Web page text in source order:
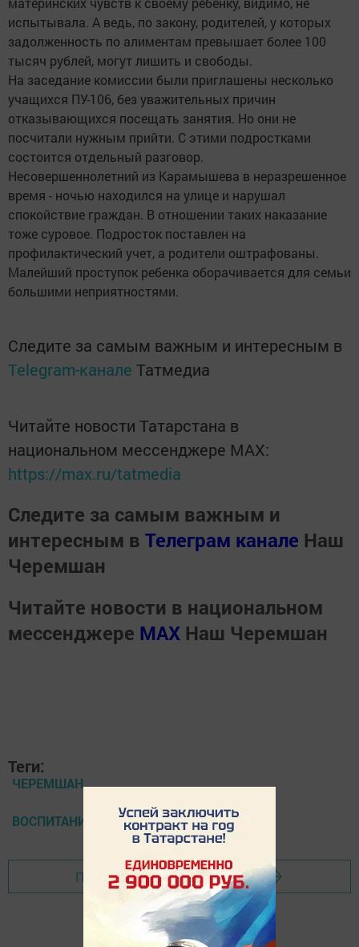
испытывала. А ведь, по закону, родителей, у которых
задолженность по алиментам превышает более 100
тысяч рублей, могут лишить и свободы.
На заседание комиссии были приглашены несколько
учащихся ПУ-106, без уважительных причин
отказывающихся посещать занятия. Но они не
посчитали нужным прийти. С этими подростками
состоится отдельный разговор.
Несовершеннолетний из Карамышева в неразрешенное
время - ночью находился на улице и нарушал
спокойствие граждан. В отношении таких наказание
тоже суровое. Подросток поставлен на
профилактический учет, а родители оштрафованы.
Малейший проступок ребенка оборачивается для семьи
большими неприятностями.
Следите за самым важным и интересным в
Telegram-канале Татмедиа
Читайте новости Татарстана в
национальном мессенджере MАХ:
https://max.ru/tatmedia
Следите за самым важным и
интересным в Телеграм канале Наш
Черемшан
Читайте новости в национальном
мессенджере MАХ Наш Черемшан
Теги:
ЧЕРЕМШАН
ВОСПИТАНИЕ
Перейти на страницу новости